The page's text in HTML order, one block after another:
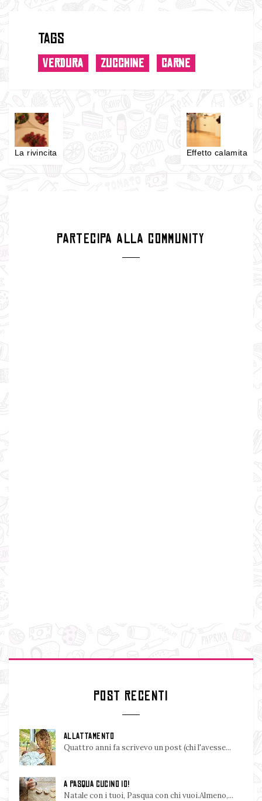
Tags
VERDURA ZUCCHINE CARNE
La rivincita Effetto calamita
PARTECIPA ALLA COMMUNITY
POST RECENTI
ALLATTAMENTO
Quattro anni fa scrivevo un post (chi l'avesse...
A PASQUA CUCINO IO!
Natale con i tuoi, Pasqua con chi vuoi.Almeno,...